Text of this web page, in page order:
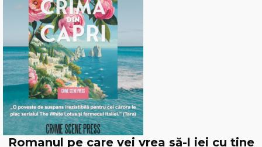
Romanul pe care vei vrea să-l iei cu tine